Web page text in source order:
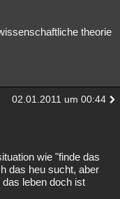
theorie
02.01.2011 um 00:44
wie "finde das
das heu sucht, aber
leben doch ist